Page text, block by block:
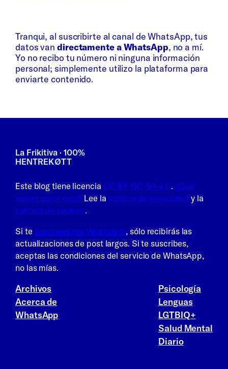
Tranqui, al suscribirte al canal de WhatsApp, tus
datos vandirectamente a WhatsApp, no a mí.
Yo no recibo tu número ni ninguna información
personal; simplemente utilizo la plataforma para
enviarte contenido.
La Frikitiva · 100%
HENTREKØTT
Este blog tiene licencia CC BY-NC-SA 4.0. ¿Qué
quiere decir esto? Lee la política de privacidad y la
política de cookies.
Si te suscribes por WhatsApp, sólo recibirás las
actualizaciones de post largos. Si te suscribes,
aceptas las condiciones del servicio de WhatsApp,
no las mías.
Archivos
Acerca de
WhatsApp
Psicología
Lenguas
LGTBIQ+
Salud Mental
Diario